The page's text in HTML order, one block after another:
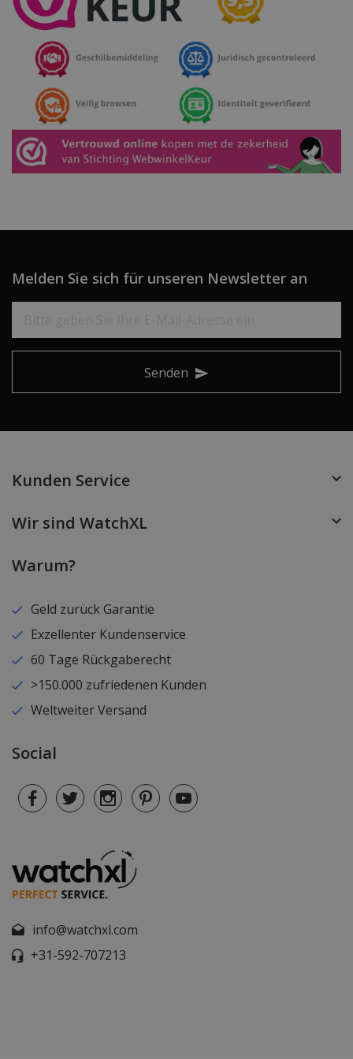
Melden Sie sich für unseren Newsletter an
Senden
Kunden Service
Wir sind WatchXL
Warum?
Geld zurück Garantie
Exzellenter Kundenservice
60 Tage Rückgaberecht
>150.000 zufriedenen Kunden
Weltweiter Versand
Social
info@watchxl.com
+31-592-707213